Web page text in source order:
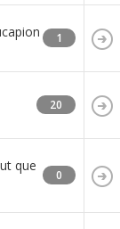
1
20
que
0